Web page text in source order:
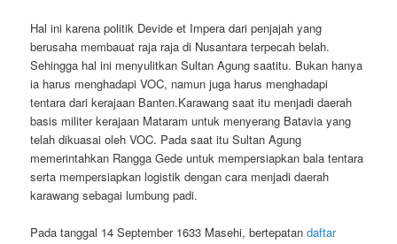
Hal ini karena politik Devide et Impera dari penjajah yang
berusaha membauat raja raja di Nusantara terpecah belah.
Sehingga hal ini menyulitkan Sultan Agung saatitu. Bukan hanya
ia harus menghadapi VOC, namun juga harus menghadapi
tentara dari kerajaan Banten.Karawang saat itu menjadi daerah
basis militer kerajaan Mataram untuk menyerang Batavia yang
telah dikuasai oleh VOC. Pada saat itu Sultan Agung
memerintahkan Rangga Gede untuk mempersiapkan bala tentara
serta mempersiapkan logistik dengan cara menjadi daerah
karawang sebagai lumbung padi.
Pada tanggal 14 September 1633 Masehi, bertepatandaftar